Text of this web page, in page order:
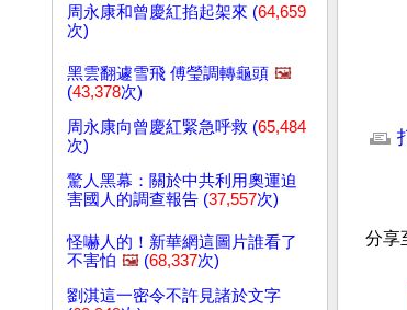
周永康和曾慶紅掐起架來 (64,659
次)
黑雲翻遽雪飛 傅瑩調轉龜頭 🖼️
(43,378次)
周永康向曾慶紅緊急呼救 (65,484
次)
驚人黑幕：關於中共利用奧運迫
害國人的調查報告 (37,557次)
怪嚇人的！新華網這圖片誰看了
不害怕 🖼️ (68,337次)
劉淇這一密令不許見諸於文字
分享